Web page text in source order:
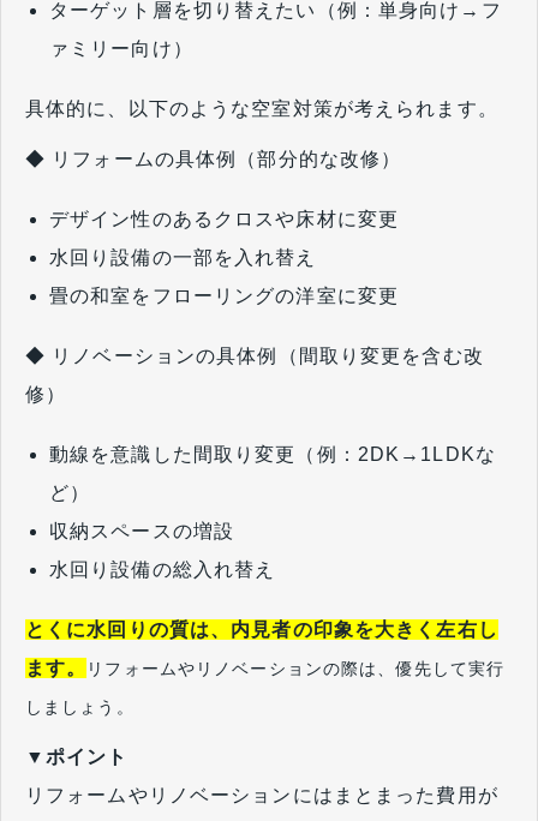
ターゲット層を切り替えたい（例：単身向け→フ
ァミリー向け）
具体的に、以下のような空室対策が考えられます。
◆ リフォームの具体例（部分的な改修）
デザイン性のあるクロスや床材に変更
水回り設備の一部を入れ替え
畳の和室をフローリングの洋室に変更
◆ リノベーションの具体例（間取り変更を含む改
修）
動線を意識した間取り変更（例：2DK→1LDKな
ど）
収納スペースの増設
水回り設備の総入れ替え
とくに水回りの質は、内見者の印象を大きく左右し
ます。
リフォームやリノベーションの際は、優先して実行
しましょう。
▼ポイント
リフォームやリノベーションにはまとまった費用が